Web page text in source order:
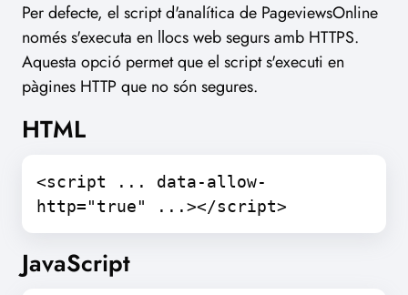
Per defecte, el script d'analítica de PageviewsOnline
només s'executa en llocs web segurs amb HTTPS.
Aquesta opció permet que el script s'executi en
pàgines HTTP que no són segures.
HTML
<script ... data-allow-
http="true" ...></script>
JavaScript